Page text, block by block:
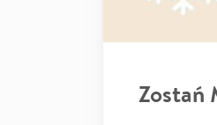
Zostań